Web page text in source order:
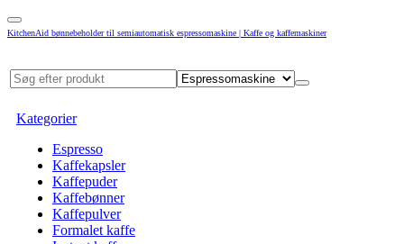
KitchenAid bønnebeholder til semiautomatisk espressomaskine | Kaffe og kaffemaskiner
Kategorier
Espresso
Kaffekapsler
Kaffepuder
Kaffebønner
Kaffepulver
Formalet kaffe